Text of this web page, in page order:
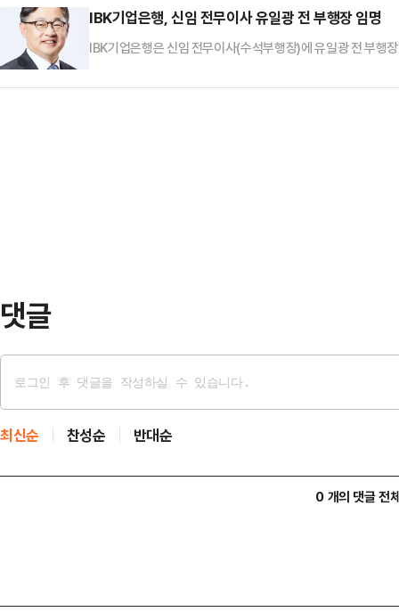
남 국회는 지난해 12월 ‘국가 에너지 개발 정책 결의안’을 통
적 조건에 적…
IBK기업은행, 신임 전무이사 유일광 전 부행장 임명
IBK기업은행은 신임 전무이사(수석부행장)에 유일광 전 부
영활동 전반에 대해 이해도가 높다는 평가를 받는다.특히 개
댓글
최신순 찬성순 반대순
0 개의 댓글 전